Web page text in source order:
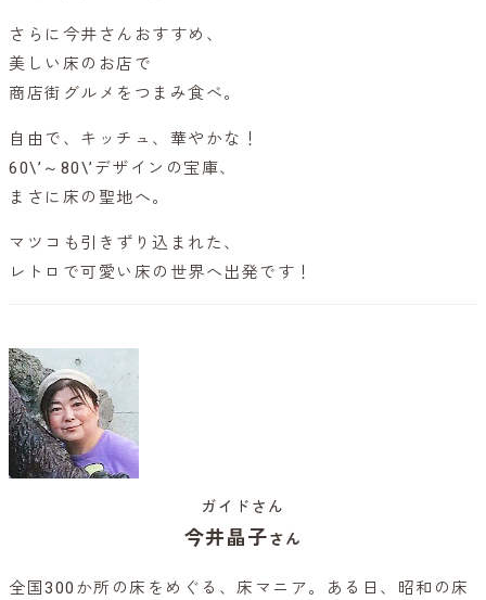
さらに今井さんおすすめ、
美しい床のお店で
商店街グルメをつまみ食べ。
自由で、キッチュ、華やかな！
60\’～80\’デザインの宝庫、
まさに床の聖地へ。
マツコも引きずり込まれた、
レトロで可愛い床の世界へ出発です！
ガイドさん
今井晶子さん
全国300か所の床をめぐる、床マニア。ある日、昭和の床